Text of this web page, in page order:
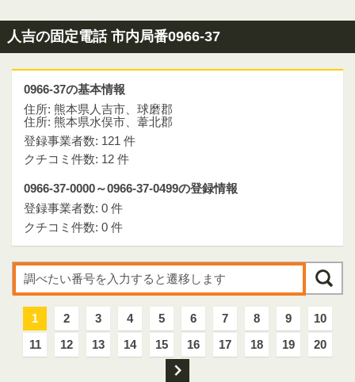
人吉の固定電話 市内局番0966-37
0966-37の基本情報
住所: 熊本県人吉市、球磨郡
住所: 熊本県水俣市、葦北郡
登録事業者数: 121 件
クチコミ件数: 12 件
0966-37-0000～0966-37-0499の登録情報
登録事業者数: 0 件
クチコミ件数: 0 件
1 2 3 4 5 6 7 8 9
10
11
12 13 14 15 16 17 18 19
20
次